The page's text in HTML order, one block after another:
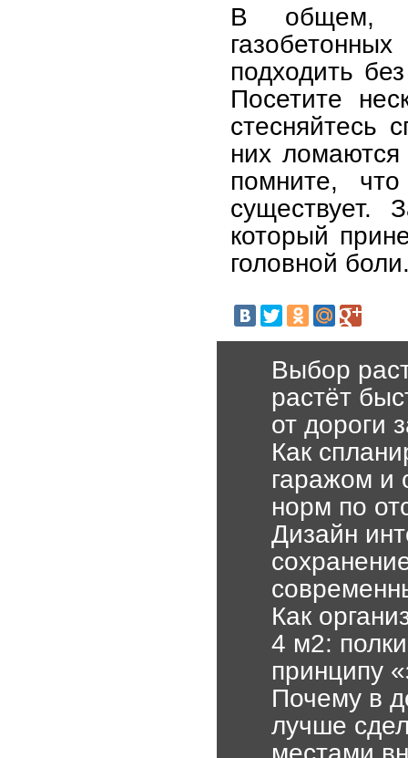
В общем,
подходить
Посетите
стесняйтесь
них
помните,
существует.
который
головной
Выбор
растёт
от дороги
Как
гаражом и
норм по
Дизайн
Как
4 м2:
принципу
Почему в
лучше